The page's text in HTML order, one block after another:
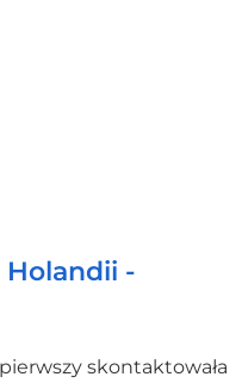
Holandii -
skontaktowała